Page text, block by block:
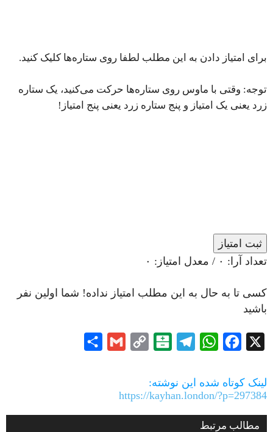
برای امتیاز دادن به این مطلب لطفا روی ستاره‌ها کلیک کنید.
توجه: وقتی با ماوس روی ستاره‌ها حرکت می‌کنید، یک ستاره
زرد یعنی یک امتیاز و پنج ستاره زرد یعنی پنج امتیاز!
ثبت امتیاز
تعداد آرا: ۰ / معدل امتیاز: ۰
کسی تا به حال به این مطلب امتیاز نداده! شما اولین نفر
باشید
X
Facebook
WhatsApp
Telegram
Balatarin
Copy
Gmail
لینک کوتاه شده این نوشته:
https://kayhan.london/?p=297384
مطالب مرتبط